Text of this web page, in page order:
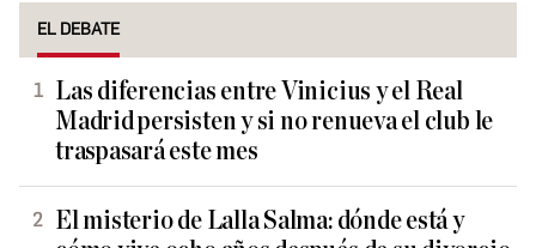
EL DEBATE
Las diferencias entre Vinicius y el Real
Madrid persisten y si no renueva el club le
traspasará este mes
El misterio de Lalla Salma: dónde está y